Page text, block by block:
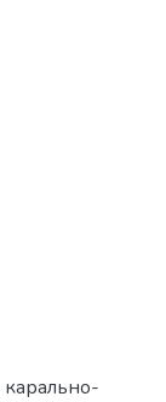
карально-